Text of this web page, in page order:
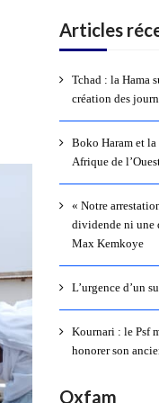
Articles
Tchad : la Hama
création des
Boko Haram et
Afrique de
« Notre
dividende ni une
Max Kemkoye
L’urgence d’un
Kournari : le Psf
honorer son
Oxfam